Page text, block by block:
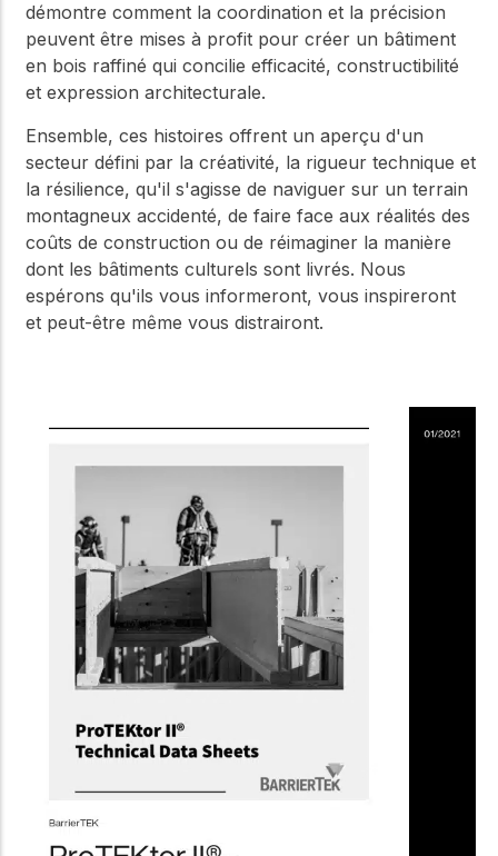
démontre comment la coordination et la précision
peuvent être mises à profit pour créer un bâtiment
en bois raffiné qui concilie efficacité, constructibilité
et expression architecturale.
Ensemble, ces histoires offrent un aperçu d'un
secteur défini par la créativité, la rigueur technique et
la résilience, qu'il s'agisse de naviguer sur un terrain
montagneux accidenté, de faire face aux réalités des
coûts de construction ou de réimaginer la manière
dont les bâtiments culturels sont livrés. Nous
espérons qu'ils vous informeront, vous inspireront
et peut-être même vous distrairont.